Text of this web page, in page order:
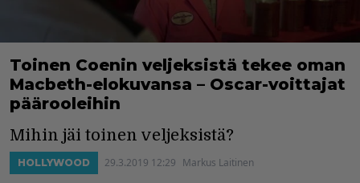
Toinen Coenin veljeksistä tekee oman
Macbeth-elokuvansa – Oscar-voittajat
päärooleihin
Mihin jäi toinen veljeksistä?
HOLLYWOOD 29.3.2019 12:29 Markus Laitinen